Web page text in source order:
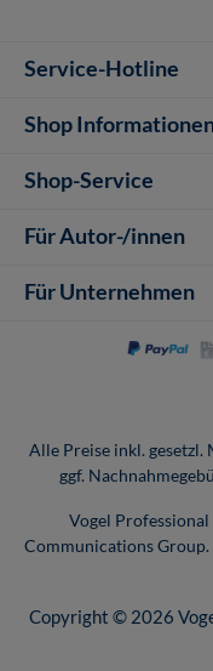
Service-Hotline
Shop
Shop-Service
Für Autor-/innen
Für Unternehmen
Alle Preise inkl. gesetzl.
ggf.
Vogel
Communications Group.
Copyright © 2026